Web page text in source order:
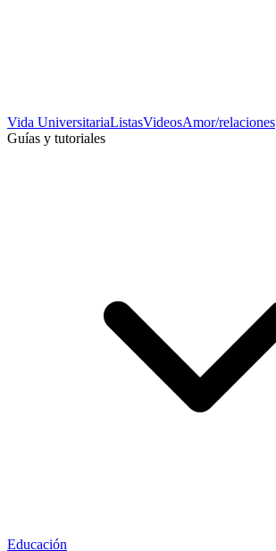
Vida UniversitariaListasVideosAmor/relaciones
Guías y tutoriales
Educación